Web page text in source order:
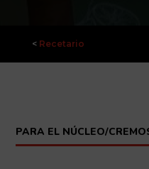
< Recetario
PARA EL NÚCLEO/